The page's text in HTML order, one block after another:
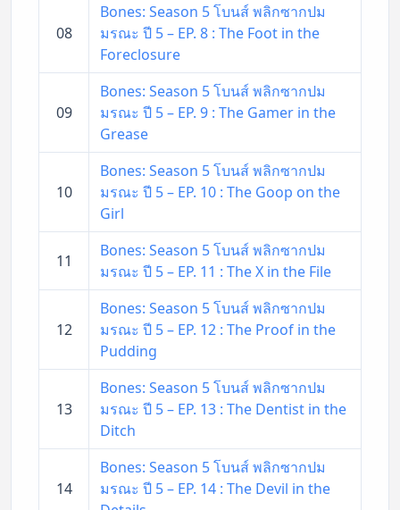
08
Bones: Season 5 โบนส์ พลิกซากปม
มรณะ ปี 5 – EP. 8 : The Foot in the
Foreclosure
09
Bones: Season 5 โบนส์ พลิกซากปม
มรณะ ปี 5 – EP. 9 : The Gamer in the
Grease
10
Bones: Season 5 โบนส์ พลิกซากปม
มรณะ ปี 5 – EP. 10 : The Goop on the
Girl
11
Bones: Season 5 โบนส์ พลิกซากปม
มรณะ ปี 5 – EP. 11 : The X in the File
12
Bones: Season 5 โบนส์ พลิกซากปม
มรณะ ปี 5 – EP. 12 : The Proof in the
Pudding
13
Bones: Season 5 โบนส์ พลิกซากปม
มรณะ ปี 5 – EP. 13 : The Dentist in the
Ditch
14
Bones: Season 5 โบนส์ พลิกซากปม
มรณะ ปี 5 – EP. 14 : The Devil in the